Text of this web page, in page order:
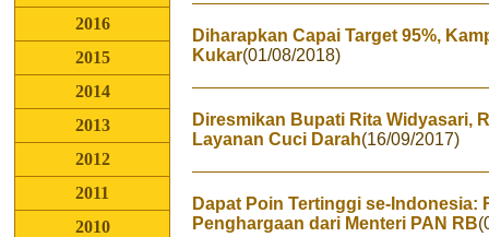
2016
2015
2014
2013
2012
2011
2010
Diharapkan Capai Target 95%,
Kukar(01/08/2018)
Diresmikan Bupati Rita Widyasari,
Layanan Cuci Darah(16/09/2017)
Dapat Poin Tertinggi se-Indonesia:
Penghargaan dari Menteri PAN RB